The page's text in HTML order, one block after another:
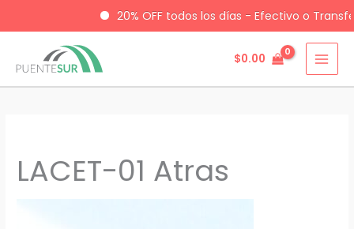
20% OFF todos los días - Efectivo o
$0.00
LACET-01 Atras